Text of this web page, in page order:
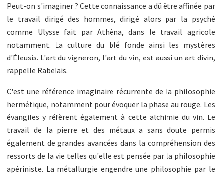
Peut-on s'imaginer ? Cette connaissance a dû être affinée par
le travail dirigé des hommes, dirigé alors par la psyché
comme Ulysse fait par Athéna, dans le travail agricole
notamment. La culture du blé fonde ainsi les mystères
d'Éleusis. L'art du vigneron, l'art du vin, est aussi un art divin,
rappelle Rabelais.
C'est une référence imaginaire récurrente de la philosophie
hermétique, notamment pour évoquer la phase au rouge. Les
évangiles y réfèrent également à cette alchimie du vin. Le
travail de la pierre et des métaux a sans doute permis
également de grandes avancées dans la compréhension des
ressorts de la vie telles qu'elle est pensée par la philosophie
apériniste. La métallurgie engendre une philosophie par le